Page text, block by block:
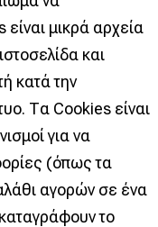
μικρά αρχεία
και
κατά την
Τα Cookies είναι
για να
(όπως τα
αγορών σε ένα
το